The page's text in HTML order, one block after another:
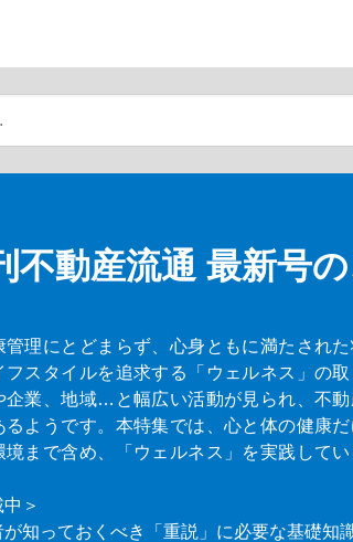
不動産流通 最新号
管理にとどまらず、心身ともに満たされ
フスタイルを追求する「ウェルネス」の
企業、地域…と幅広い活動が見られ、不
るようです。本特集では、心と体の健康
境まで含め、「ウェルネス」を実践して
＞
が知っておくべき「重説」に必要な基礎知